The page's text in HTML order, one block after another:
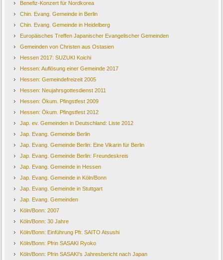
Benefiz-Konzert für Nordkorea
Chin. Evang. Gemeinde in Berlin
Chin. Evang. Gemeinde in Heidelberg
Europäisches Treffen Japanischer Evangelischer Gemeinden
Gemeinden von Christen aus Ostasien
Hessen 2017: SUZUKI Koichi
Hessen: Auflösung einer Gemeinde 2017
Hessen: Gemeindefreizeit 2005
Hessen: Neujahrsgottesdienst 2011
Hessen: Ökum. Pfingstfest 2009
Hessen: Ökum. Pfingstfest 2012
Jap. ev. Gemeinden in Deutschland: Liste 2012
Jap. Evang. Gemeinde Berlin
Jap. Evang. Gemeinde Berlin: Eine Vikarin für Berlin
Jap. Evang. Gemeinde Berlin: Freundeskreis
Jap. Evang. Gemeinde in Hessen
Jap. Evang. Gemeinde in Köln/Bonn
Jap. Evang. Gemeinde in Stuttgart
Jap. Evang. Gemeinden
Köln/Bonn: 2007
Köln/Bonn: 30 Jahre
Köln/Bonn: Einführung Pfr. SAITO Atsushi
Köln/Bonn: Pfrin SASAKI Ryoko
Köln/Bonn: Pfrin SASAKI's Jahresbericht nach Japan